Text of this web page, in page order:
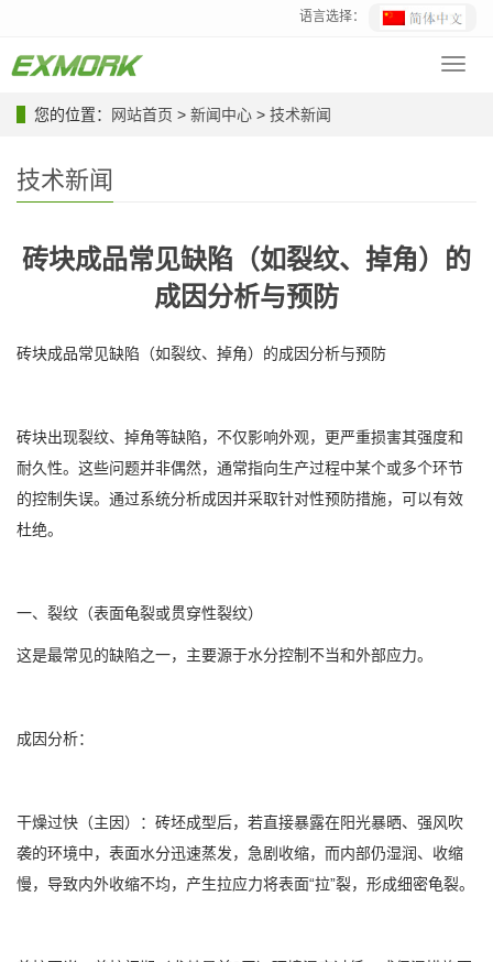
语言选择：
您的位置：
网站首页 > 新闻中心 > 技术新闻
技术新闻
砖块成品常见缺陷（如裂纹、掉角）的
成因分析与预防
砖块成品常见缺陷（如裂纹、掉角）的成因分析与预防
砖块出现裂纹、掉角等缺陷，不仅影响外观，更严重损害其强度和
耐久性。这些问题并非偶然，通常指向生产过程中某个或多个环节
的控制失误。通过系统分析成因并采取针对性预防措施，可以有效
杜绝。
一、裂纹（表面龟裂或贯穿性裂纹）
这是最常见的缺陷之一，主要源于水分控制不当和外部应力。
成因分析：
干燥过快（主因）：砖坯成型后，若直接暴露在阳光暴晒、强风吹
袭的环境中，表面水分迅速蒸发，急剧收缩，而内部仍湿润、收缩
慢，导致内外收缩不均，产生拉应力将表面“拉”裂，形成细密龟裂。